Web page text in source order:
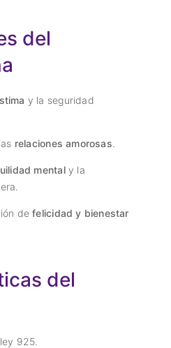
del
y la seguridad
relaciones amorosas.
mentaly la
defelicidad y bienestar
del
925.